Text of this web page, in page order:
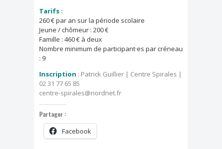
Tarifs :
260 € par an sur la période scolaire
Jeune / chômeur : 200 €
Famille : 460 € à deux
Nombre minimum de participant·es par créneau
: 9
Inscription : Patrick Guillier | Centre Spirales |
02 31 77 65 85
centre-spirales@nordnet.fr
Partager :
Facebook